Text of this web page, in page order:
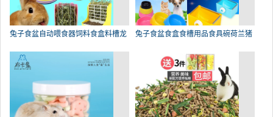
兔子食盆自动喂食器饲料食盒料槽龙 兔子食盆食盒食槽用品食具碗荷兰猪